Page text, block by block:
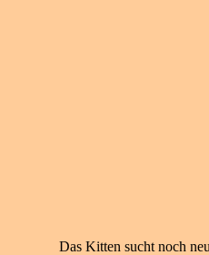
Das Kitten sucht noch